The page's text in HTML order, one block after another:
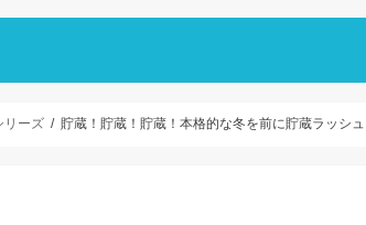
リーズ 貯蔵！貯蔵！貯蔵！本格的な冬を前に貯蔵ラッシ